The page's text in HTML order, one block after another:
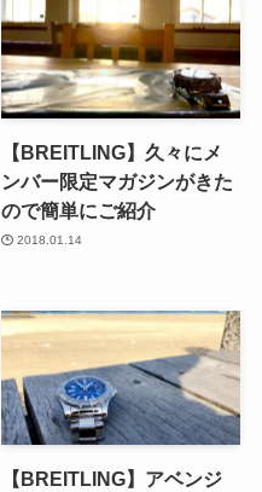
【BREITLING】久々にメ
ンバー限定マガジンがきた
ので簡単にご紹介
2018.01.14
【BREITLING】アベンジ